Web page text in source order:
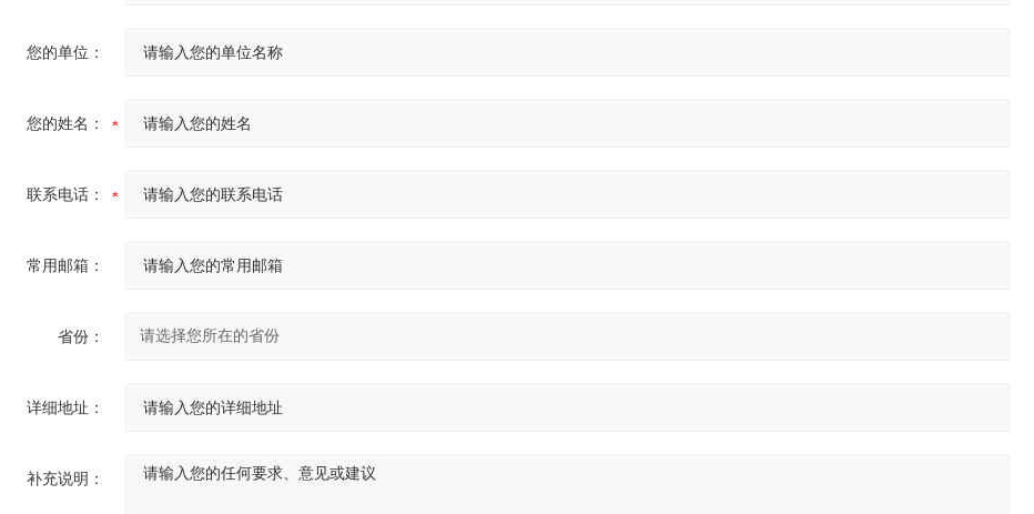
您的单位：
您的姓名：
联系电话：
常用邮箱：
省份：
详细地址：
补充说明：